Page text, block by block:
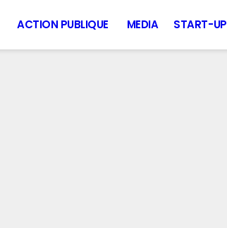
ACTION PUBLIQUE MEDIA START-UP